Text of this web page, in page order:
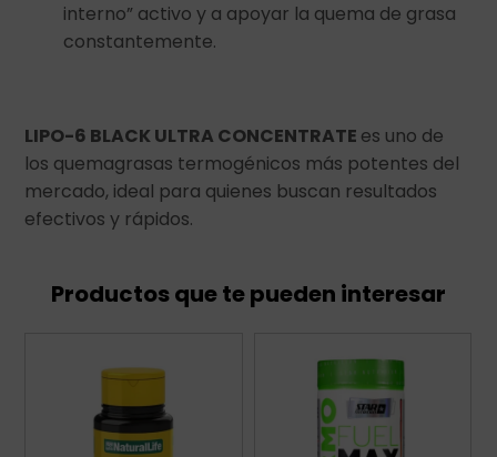
interno” activo y a apoyar la quema de grasa
constantemente.
LIPO-6 BLACK ULTRA CONCENTRATE es uno de
los quemagrasas termogénicos más potentes del
mercado, ideal para quienes buscan resultados
efectivos y rápidos.
Productos que te pueden interesar